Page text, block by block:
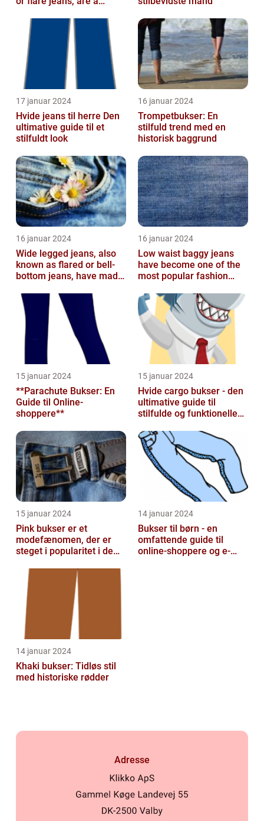
for those ...
17 januar 2024
Hvide jeans til herre Den
ultimative guide til et
stilfuldt look
16 januar 2024
Trompetbukser: En
stilfuld trend med en
historisk baggrund
16 januar 2024
Wide legged jeans, also
known as flared or bell-
bottom jeans, have made
fash...
16 januar 2024
Low waist baggy jeans
have become one of the
most popular fashion
15 januar 2024
**Parachute Bukser: En
Guide til Online-
shoppere**
15 januar 2024
Hvide cargo bukser - den
ultimative guide til
stilfulde og funktionelle
15 januar 2024
Pink bukser er et
modefænomen, der er
steget i popularitet i de
14 januar 2024
Bukser til børn - en
omfattende guide til
online-shoppere og e-
14 januar 2024
Khaki bukser: Tidløs stil
med historiske rødder
Adresse